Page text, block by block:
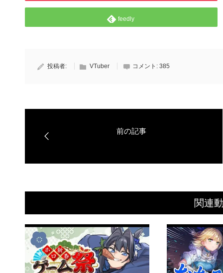
feedly
投稿者: VTuber コメント: 385
関連